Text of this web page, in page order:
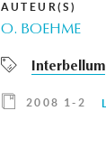
AUTEUR(S)
O. BOEHME
Interbellum
2008 1-2